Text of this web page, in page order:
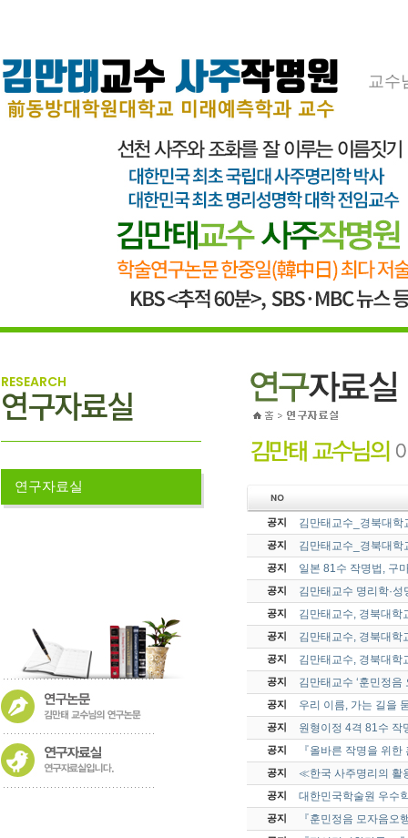
교수
RESEARCH
연구자료실
연구자료실
공지 김만태교수_경북대
공지 김만태교수_경북대학
공지 일본 81수 작명법, 구
공지 김만태교수 명리학·
공지 김만태교수, 경북대학
공지 김만태교수, 경북대학
공지 김만태교수, 경북대학
공지 김만태교수 ‘훈민정음
공지 우리 이름, 가는 길을
공지 원형이정 4격 81수 작
공지 『올바른 작명을 위
공지 ≪한국 사주명리의 활
공지 대한민국학술원 우수
공지 『훈민정음 모자음오